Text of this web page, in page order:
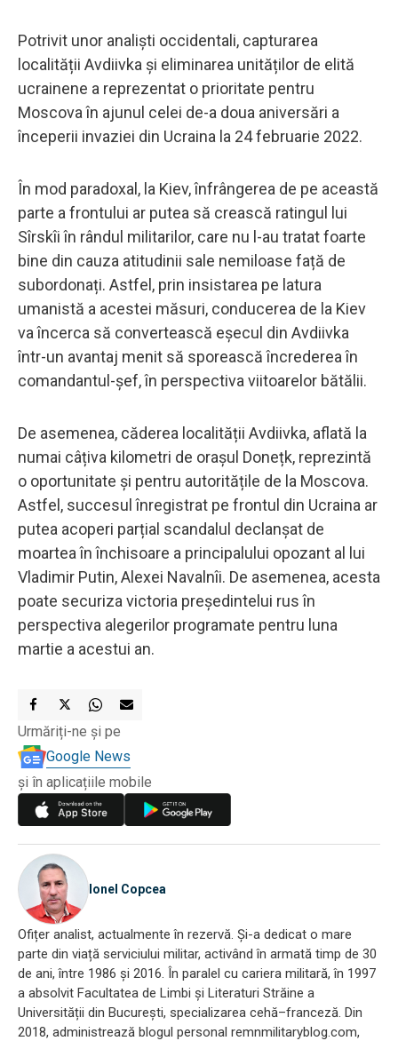
Potrivit unor analiști occidentali, capturarea
localității Avdiivka și eliminarea unităților de elită
ucrainene a reprezentat o prioritate pentru
Moscova în ajunul celei de-a doua aniversări a
începerii invaziei din Ucraina la 24 februarie 2022.
În mod paradoxal, la Kiev, înfrângerea de pe această
parte a frontului ar putea să crească ratingul lui
Sîrskîi în rândul militarilor, care nu l-au tratat foarte
bine din cauza atitudinii sale nemiloase față de
subordonați. Astfel, prin insistarea pe latura
umanistă a acestei măsuri, conducerea de la Kiev
va încerca să convertească eșecul din Avdiivka
într-un avantaj menit să sporească încrederea în
comandantul-șef, în perspectiva viitoarelor bătălii.
De asemenea, căderea localității Avdiivka, aflată la
numai câțiva kilometri de orașul Donețk, reprezintă
o oportunitate și pentru autoritățile de la Moscova.
Astfel, succesul înregistrat pe frontul din Ucraina ar
putea acoperi parțial scandalul declanșat de
moartea în închisoare a principalului opozant al lui
Vladimir Putin, Alexei Navalnîi. De asemenea, acesta
poate securiza victoria președintelui rus în
perspectiva alegerilor programate pentru luna
martie a acestui an.
Urmăriți-ne și pe
Google News
și în aplicațiile mobile
Ionel Copcea
Ofițer analist, actualmente în rezervă. Și-a dedicat o mare
parte din viață serviciului militar, activând în armată timp de 30
de ani, între 1986 și 2016. În paralel cu cariera militară, în 1997
a absolvit Facultatea de Limbi și Literaturi Străine a
Universității din București, specializarea cehă–franceză. Din
2018, administrează blogul personal remnmilitaryblog.com,